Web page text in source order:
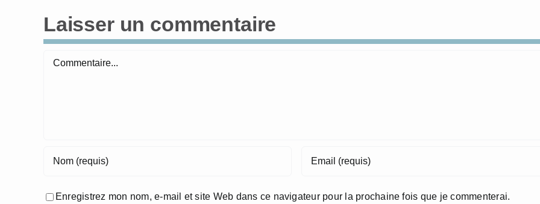
Laisser un commentaire
Commentaire
Enregistrez mon nom, e-mail et site Web dans ce navigateur pour la prochaine fois que je commenterai.